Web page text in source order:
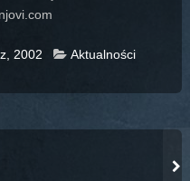
2002 Aktualności